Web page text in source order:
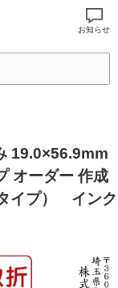
お知らせ
19.0×56.9mm
オーダー 作成
イプ） インク